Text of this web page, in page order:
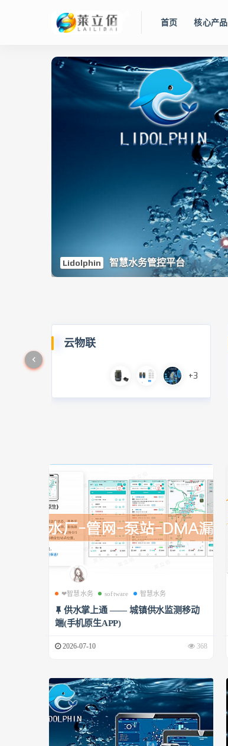
首页 核心产品
Lidolphin 智慧水务管控平台
云物联
+3
❤智慧水务 software 智慧水务
供水掌上通 —— 城镇供水监测移动
端(手机原生APP)
2026-07-10 368